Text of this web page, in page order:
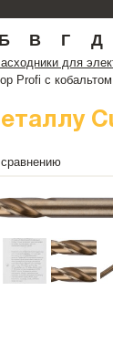
Б В Г Д
для
Profi с